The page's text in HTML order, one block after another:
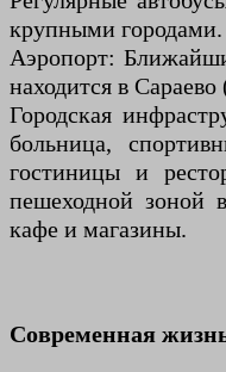
крупными городами.
Аэропорт:
находится в
Городская
больница,
гостиницы и
пешеходной зоной
кафе и магазины.
Современная